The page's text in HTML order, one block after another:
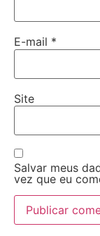
E-mail *
Site
Salvar meus
vez que eu